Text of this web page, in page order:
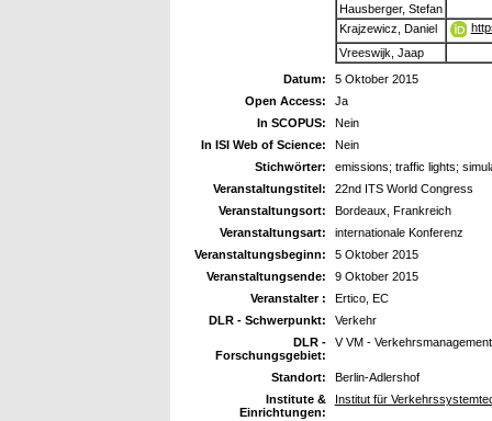
Hausberger, Stefan
Krajzewicz, Daniel
Vreeswijk, Jaap
Datum:
5 Oktober 2015
Open Access:
Ja
In SCOPUS:
Nein
In ISI Web of Science:
Nein
Stichwörter:
emissions; traffic lights;
Veranstaltungstitel:
22nd ITS World Congress
Veranstaltungsort:
Bordeaux, Frankreich
Veranstaltungsart:
internationale Konferenz
Veranstaltungsbeginn:
5 Oktober 2015
Veranstaltungsende:
9 Oktober 2015
Veranstalter :
Ertico, EC
DLR - Schwerpunkt:
Verkehr
DLR -
Forschungsgebiet:
V VM - Verkehrsmanagement
Standort:
Berlin-Adlershof
Institute &
Einrichtungen:
Institut für